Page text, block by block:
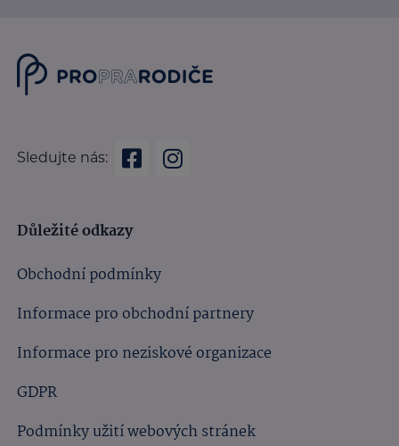
Sledujte nás:
Důležité odkazy
Obchodní podmínky
Informace pro obchodní partnery
Informace pro neziskové organizace
GDPR
Podmínky užití webových stránek